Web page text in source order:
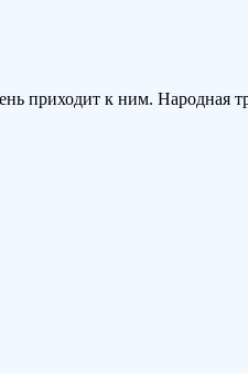
приходит к ним. Народная